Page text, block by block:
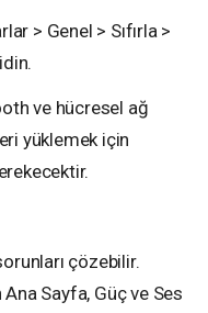
> Genel > Sıfırla >
ve hücresel ağ
yüklemek için
çözebilir.
Ana Sayfa, Güç ve Ses